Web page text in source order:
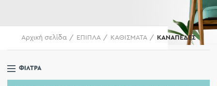
Αρχική σελίδα ΕΠΙΠΛΑ ΚΑΘΙΣΜΑΤΑ ΚΑΝΑΠΕΔΕΣ
ΦΊΛΤΡΑ